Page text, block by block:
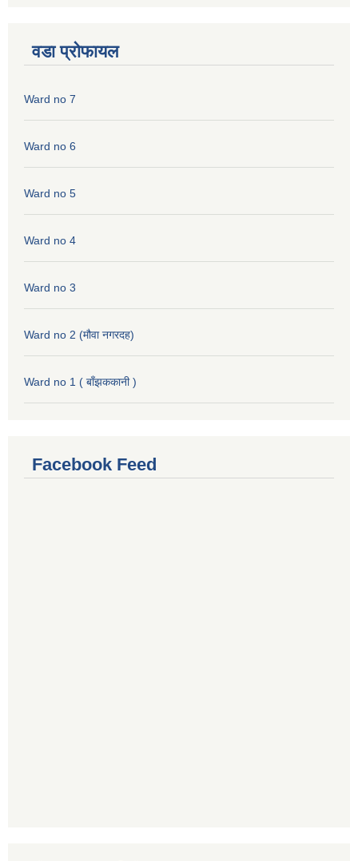
वडा प्रोफायल
Ward no 7
Ward no 6
Ward no 5
Ward no 4
Ward no 3
Ward no 2 (मौवा नगरदह)
Ward no 1 ( बाँझककानी )
Facebook Feed